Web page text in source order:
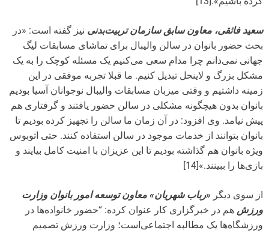
سعید فائقی، معاون سابق سازمان تربیت‌بدنی نیز گفته است: «در
بحث حضور بانوان در سالن والیبال برای تماشای مسابقات لیگ
جهانی نمی‌دانم چرا مدام سعی می‌کنیم یک مسئله کوچک را به یک
مشکل بزرگ و لاینحل تبدیل کنیم. ما قبلا تجربه موفقی در این
زمینه داشتیم و وقتی میزبان مسابقات والیبال نوجوانان آسیا بودیم
بانوان بدون هیچگونه مشکلی در سالن حضور یافتند و گرفتاری هم
پیش نیامد. وی افزود: در آن زمان ما سالن را تجهیز کرده بودیم تا
بانوان بتوانند از خدمات موجود در سالن استفاده کنند. حتی اتوبوس
ویژه بانوان هم گذاشته بودیم تا این عزیزان با امنیت کامل بیایند و
بازی‌ها را ببینند.»[14]
از سوی دیگر «رباب شهریان» معاون توسعه امور بانوان وزارت
ورزش هم در خبرگزاری کار عنوان کرده: “حضور خانواده‌ها در
ورزشگاه‌ها یک مطالبه اجتماعی‌است؛ وزارت ورزش تصمیم